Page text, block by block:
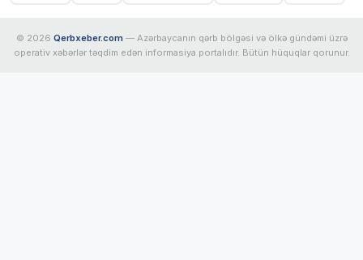
© 2026 Qerbxeber.com — Azərbaycanın qərb bölgəsi və ölkə gündəmi üzrə
operativ xəbərlər təqdim edən informasiya portalıdır. Bütün hüquqlar qorunur.